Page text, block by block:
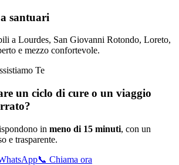
santuari
a Lourdes, San Giovanni Rotondo, Loreto,
e mezzo confortevole.
Te
un ciclo di cure o un viaggio
?
in meno di 15 minuti, con un
e trasparente.
📞 Chiama ora